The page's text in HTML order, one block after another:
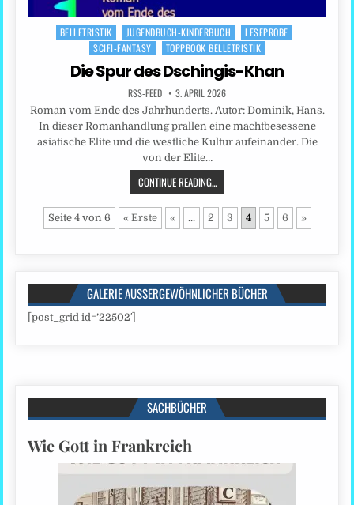
Posted
BELLETRISTIK JUGENDBUCH-KINDERBUCH
LESEPROBE
SCIFI-FANTASY
TOPPBOOK BELLETRISTIK
Die Spur des Dschingis-Khan
RSS-FEED 3. APRIL 2026
Roman vom Ende des Jahrhunderts. Autor: Dominik, Hans.
In dieser Romanhandlung prallen eine machtbesessene
asiatische Elite und die westliche Kultur aufeinander. Die
von der Elite…
CONTINUE READING...
Seite 4 von 6 « Erste « ... 2 3 4 5 6 »
GALERIE AUSSERGEWÖHNLICHER BÜCHER
[post_grid id=’22502′]
SACHBÜCHER
Wie Gott in Frankreich